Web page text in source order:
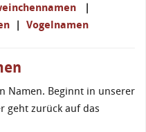
|
| Vogelnamen
Namen. Beginnt in unserer
geht zurück auf das